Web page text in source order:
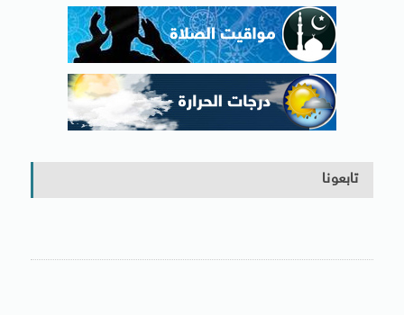
تابعونا